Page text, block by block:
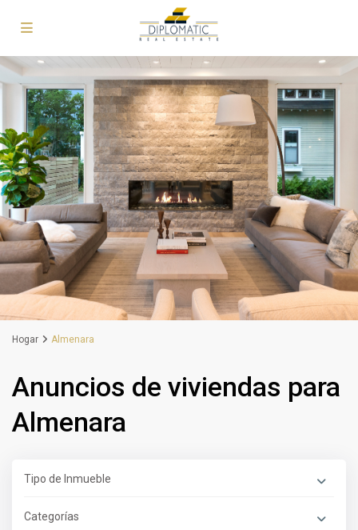
Hogar Almenara
Anuncios de viviendas para
Almenara
Tipo de Inmueble
Categorías